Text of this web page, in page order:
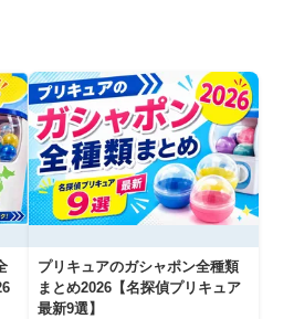
プリキュアのガシャポン全種類
まとめ2026【名探偵プリキュア
最新9選】